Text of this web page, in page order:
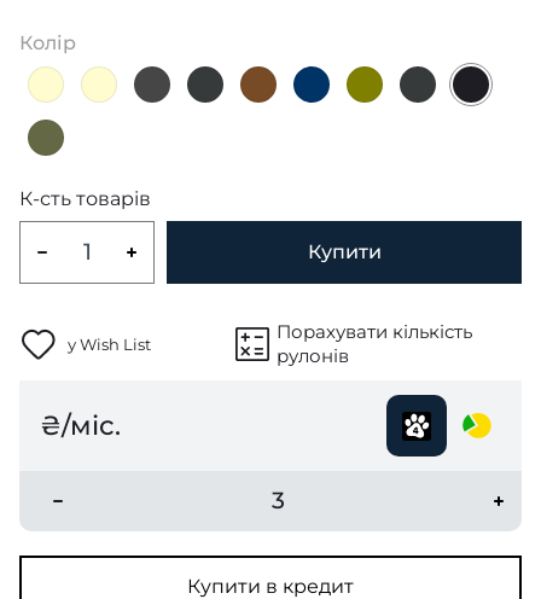
Колір
К-сть товарів
Купити
у Wish List
Порахувати кількість
рулонів
₴/міс.
3
Купити в кредит